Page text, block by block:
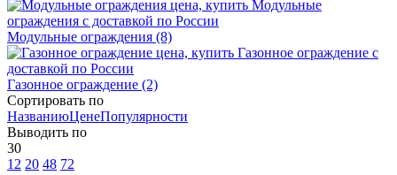
Модульные ограждения (8)
Газонное ограждение (2)
Сортировать по
НазваниюЦенеПопулярности
Выводить по
30
12 20 48 72